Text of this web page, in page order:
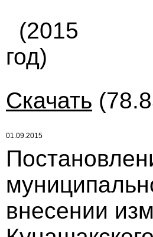
(2015
год)
Скачать
01.09.2015
внесении